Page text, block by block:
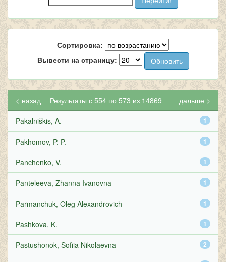
Сортировка:
Вывести на страницу:
Результаты с 554 по 573 из 14869
< назад дальше >
Pakalniškis, A. 1
Pakhomov, P. P. 1
Panchenko, V. 1
Panteleeva, Zhanna Ivanovna 1
Parmanchuk, Oleg Alexandrovich 1
Pashkova, K. 1
Pastushonok, Sofiia Nikolaevna 2